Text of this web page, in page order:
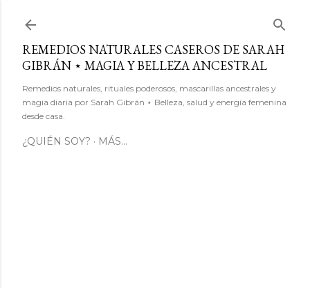
REMEDIOS NATURALES CASEROS DE SARAH
GIBRÁN ⋆ MAGIA Y BELLEZA ANCESTRAL
Remedios naturales, rituales poderosos, mascarillas ancestrales y
magia diaria por Sarah Gibrán ⋆ Belleza, salud y energía femenina
desde casa.
¿QUIÉN SOY? MÁS…